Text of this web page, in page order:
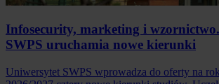
Infosecurity, marketing i
SWPS uruchamia nowe kierunki
Uniwersytet SWPS wprowadza do oferty na